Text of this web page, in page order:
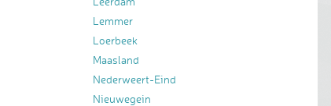
Lemmer
Loerbeek
Maasland
Nederweert-Eind
Nieuwegein